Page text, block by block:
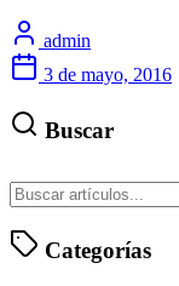
admin
3 de mayo, 2016
Buscar
Categorías